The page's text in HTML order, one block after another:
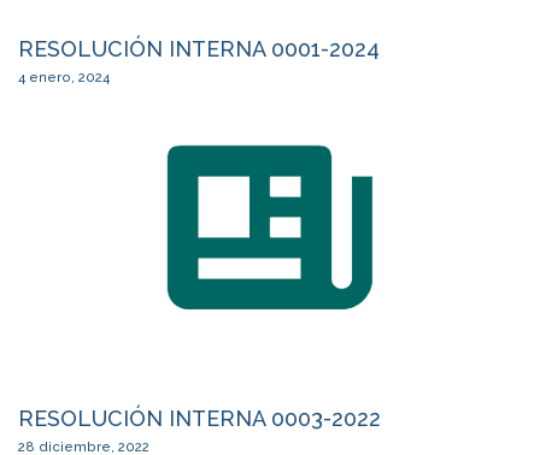
RESOLUCIÓN INTERNA 0001-2024
4 enero, 2024
RESOLUCIÓN INTERNA 0003-2022
28 diciembre, 2022